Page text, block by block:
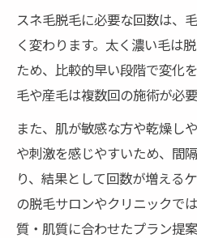
スネ毛脱毛に必要な回数は、
く変わります。太く濃い毛は
ため、比較的早い段階で変化
毛や産毛は複数回の施術が必
また、肌が敏感な方や乾燥し
や刺激を感じやすいため、間
り、結果として回数が増える
の脱毛サロンやクリニックで
質・肌質に合わせたプラン提